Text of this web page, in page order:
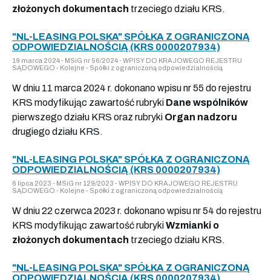
złożonych dokumentach trzeciego działu KRS.
"NL-LEASING POLSKA" SPÓŁKA Z OGRANICZONĄ
ODPOWIEDZIALNOŚCIĄ (KRS 0000207934)
19 marca 2024 - MSiG nr 56/2024 - WPISY DO KRAJOWEGO REJESTRU
SĄDOWEGO - Kolejne - Spółki z ograniczoną odpowiedzialnością
W dniu 11 marca 2024 r. dokonano wpisu nr 55 do rejestru
KRS modyfikując zawartość rubryki Dane wspólników
pierwszego działu KRS oraz rubryki Organ nadzoru
drugiego działu KRS.
"NL-LEASING POLSKA" SPÓŁKA Z OGRANICZONĄ
ODPOWIEDZIALNOŚCIĄ (KRS 0000207934)
6 lipca 2023 - MSiG nr 129/2023 - WPISY DO KRAJOWEGO REJESTRU
SĄDOWEGO - Kolejne - Spółki z ograniczoną odpowiedzialnością
W dniu 22 czerwca 2023 r. dokonano wpisu nr 54 do rejestru
KRS modyfikując zawartość rubrykiWzmianki o
złożonych dokumentach trzeciego działu KRS.
"NL-LEASING POLSKA" SPÓŁKA Z OGRANICZONĄ
ODPOWIEDZIALNOŚCIĄ (KRS 0000207934)